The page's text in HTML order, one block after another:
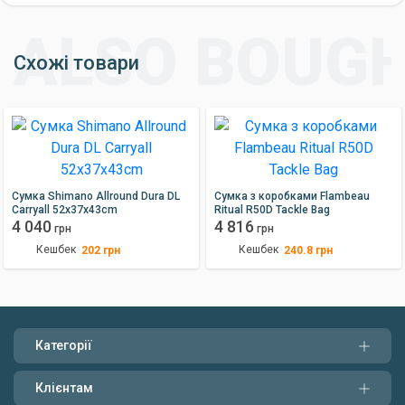
Схожі товари
Сумка Shimano Allround Dura DL
Carryall 52x37x43cm
4 040 грн
Кешбек 202 грн
Сумка з коробками Flambeau
Ritual R50D Tackle Bag
4 816 грн
Кешбек 240.8 грн
Категорії
Клієнтам